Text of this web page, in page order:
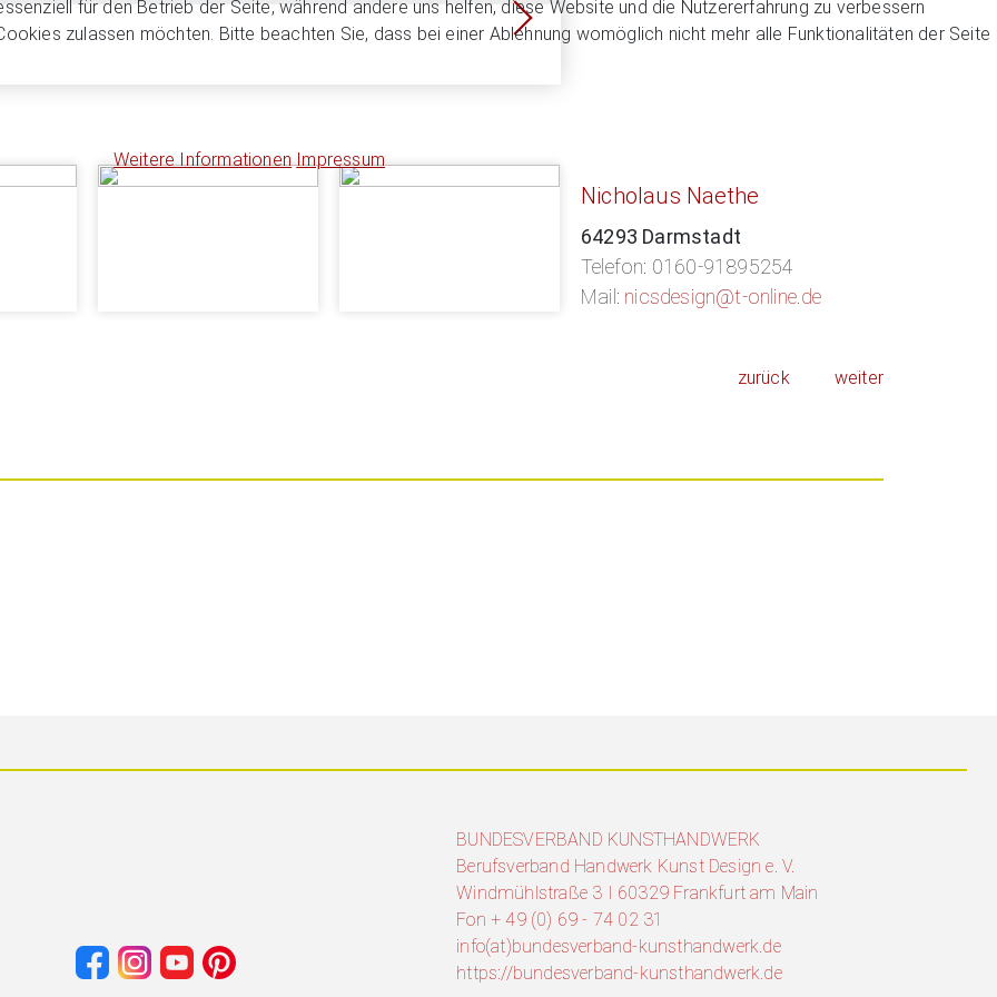
Nicholaus Naethe
64293 Darmstadt
Telefon: 0160-91895254
Mail: nicsdesign@t-online.de
zurück weiter
BUNDESVERBAND KUNSTHANDWERK
Berufsverband Handwerk Kunst Design e. V.
Windmühlstraße 3 I 60329 Frankfurt am Main
Fon + 49 (0) 69 - 74 02 31
info(at)bundesverband-kunsthandwerk.de
https://bundesverband-kunsthandwerk.de
für den Betrieb der Seite, während andere uns helfen, diese Website und die Nutzererfahrung zu verbessern
zulassen möchten. Bitte beachten Sie, dass bei einer Ablehnung womöglich nicht mehr alle Funktionalitäten der Seite
Weitere Informationen Impressum